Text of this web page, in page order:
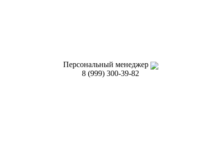
Персональный менеджер
8 (999) 300-39-82